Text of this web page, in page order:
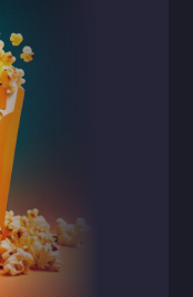
Espiritual chamada
outra dimensão,
após a morte,
regem a
o desafio de
enquanto
e da morte. O
espírita
e respeitosa dos
sobre